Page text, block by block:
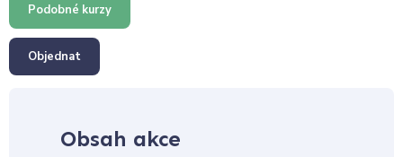
Podobné kurzy
Objednat
Obsah akce